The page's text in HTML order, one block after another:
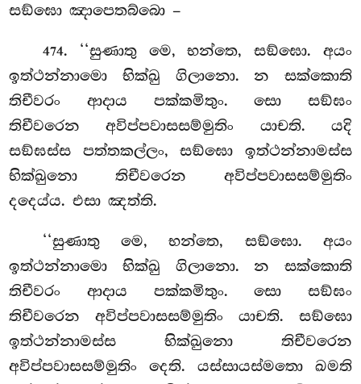
සඞ්ඝොඤාපෙතබ්බො –
474. ‘‘සුණාතු මෙ, භන්තෙ, සඞ්ඝො. අයං
ඉත්ථන්නාමො භික්ඛු ගිලානො. න සක්කොති
තිචීවරං ආදාය පක්කමිතුං. සො සඞ්ඝං
තිචීවරෙන අවිප්පවාසසම්මුතිං යාචති. යදි
සඞ්ඝස්ස පත්තකල්ලං, සඞ්ඝො ඉත්ථන්නාමස්ස
භික්ඛුනො තිචීවරෙන අවිප්පවාසසම්මුතිං
දදෙය්ය. එසා ඤත්ති.
‘‘සුණාතු මෙ, භන්තෙ, සඞ්ඝො. අයං
ඉත්ථන්නාමො භික්ඛු ගිලානො. න සක්කොති
තිචීවරං ආදාය පක්කමිතුං. සො සඞ්ඝං
තිචීවරෙන අවිප්පවාසසම්මුතිං යාචති. සඞ්ඝො
ඉත්ථන්නාමස්ස භික්ඛුනො තිචීවරෙන
අවිප්පවාසසම්මුතිං දෙති. යස්සායස්මතො ඛමති